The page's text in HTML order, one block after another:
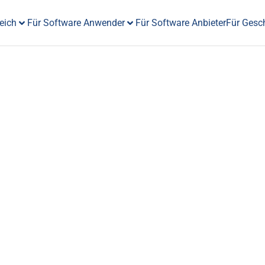
Für Software Anwender Für Software AnbieterFür